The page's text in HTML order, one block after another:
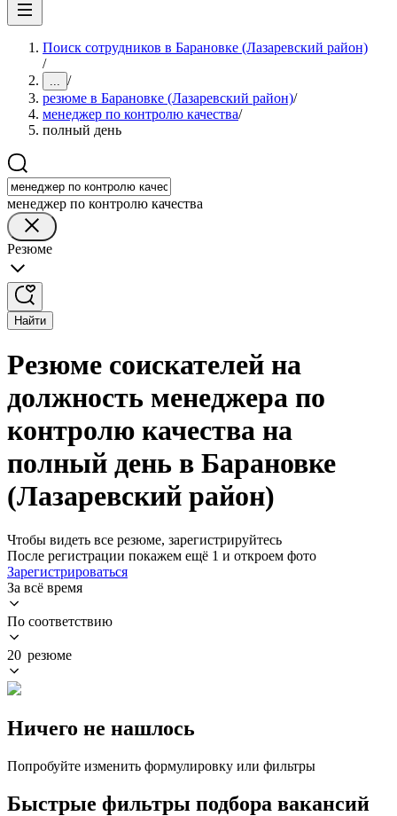
Поиск сотрудников в Барановке (Лазаревский район)
/
... /
резюме в Барановке (Лазаревский район)/
менеджер по контролю качества/
полный день
менеджер по контролю качества
Резюме
Найти
Резюме соискателей на
должность менеджера по
контролю качества на
полный день в Барановке
(Лазаревский район)
Чтобы видеть все резюме, зарегистрируйтесь
После регистрации покажем ещё 1 и откроем фото
Зарегистрироваться
За всё время
По соответствию
20 резюме
Ничего не нашлось
Попробуйте изменить формулировку или фильтры
Быстрые фильтры подбора вакансий